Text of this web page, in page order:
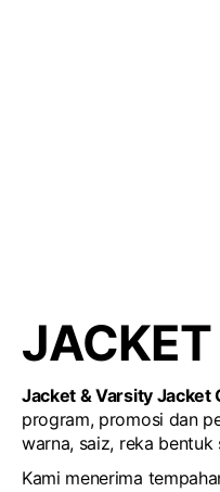
Jacket & Varsity Jacket
program, promosi dan
warna, saiz, reka
Kami menerima